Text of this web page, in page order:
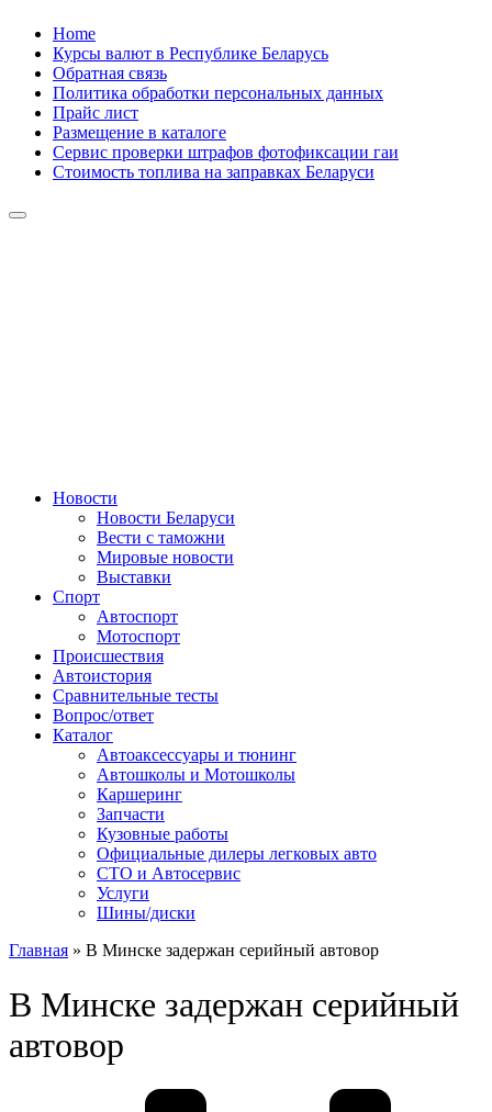
Skip
content
Home
Курсы валют в Республике Беларусь
Обратная связь
Политика обработки персональных данных
Прайс лист
Размещение в каталоге
Сервис проверки штрафов фотофиксации гаи
Стоимость топлива на заправках Беларуси
Сайт про автомобили
Новости
Новости Беларуси
Вести с таможни
Мировые новости
Выставки
Спорт
Автоспорт
Мотоспорт
Происшествия
Автоистория
Сравнительные тесты
Вопрос/ответ
Каталог
Автоакcессуары и тюнинг
Автошколы и Мотошколы
Каршеринг
Запчасти
Кузовные работы
Официальные дилеры легковых авто
СТО и Автосервис
Услуги
Шины/диски
Главная » В Минске задержан серийный автовор
В Минске задержан серийный
автовор